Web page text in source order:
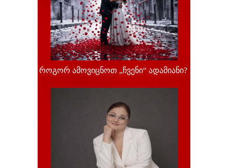
როგორ ამოვიცნოთ „ჩვენი“ ადამიანი?